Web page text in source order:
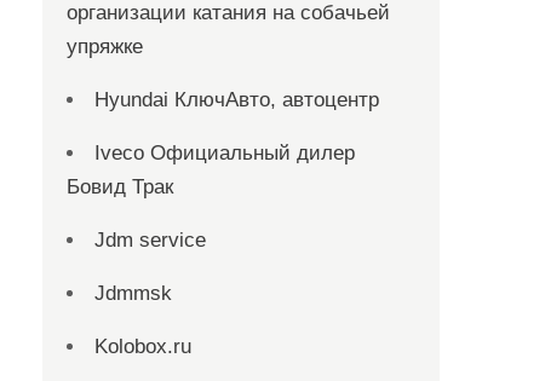
организации катания на собачьей
упряжке
Hyundai КлючАвто, автоцентр
Iveco Официальный дилер
Бовид Трак
Jdm service
Jdmmsk
Kolobox.ru